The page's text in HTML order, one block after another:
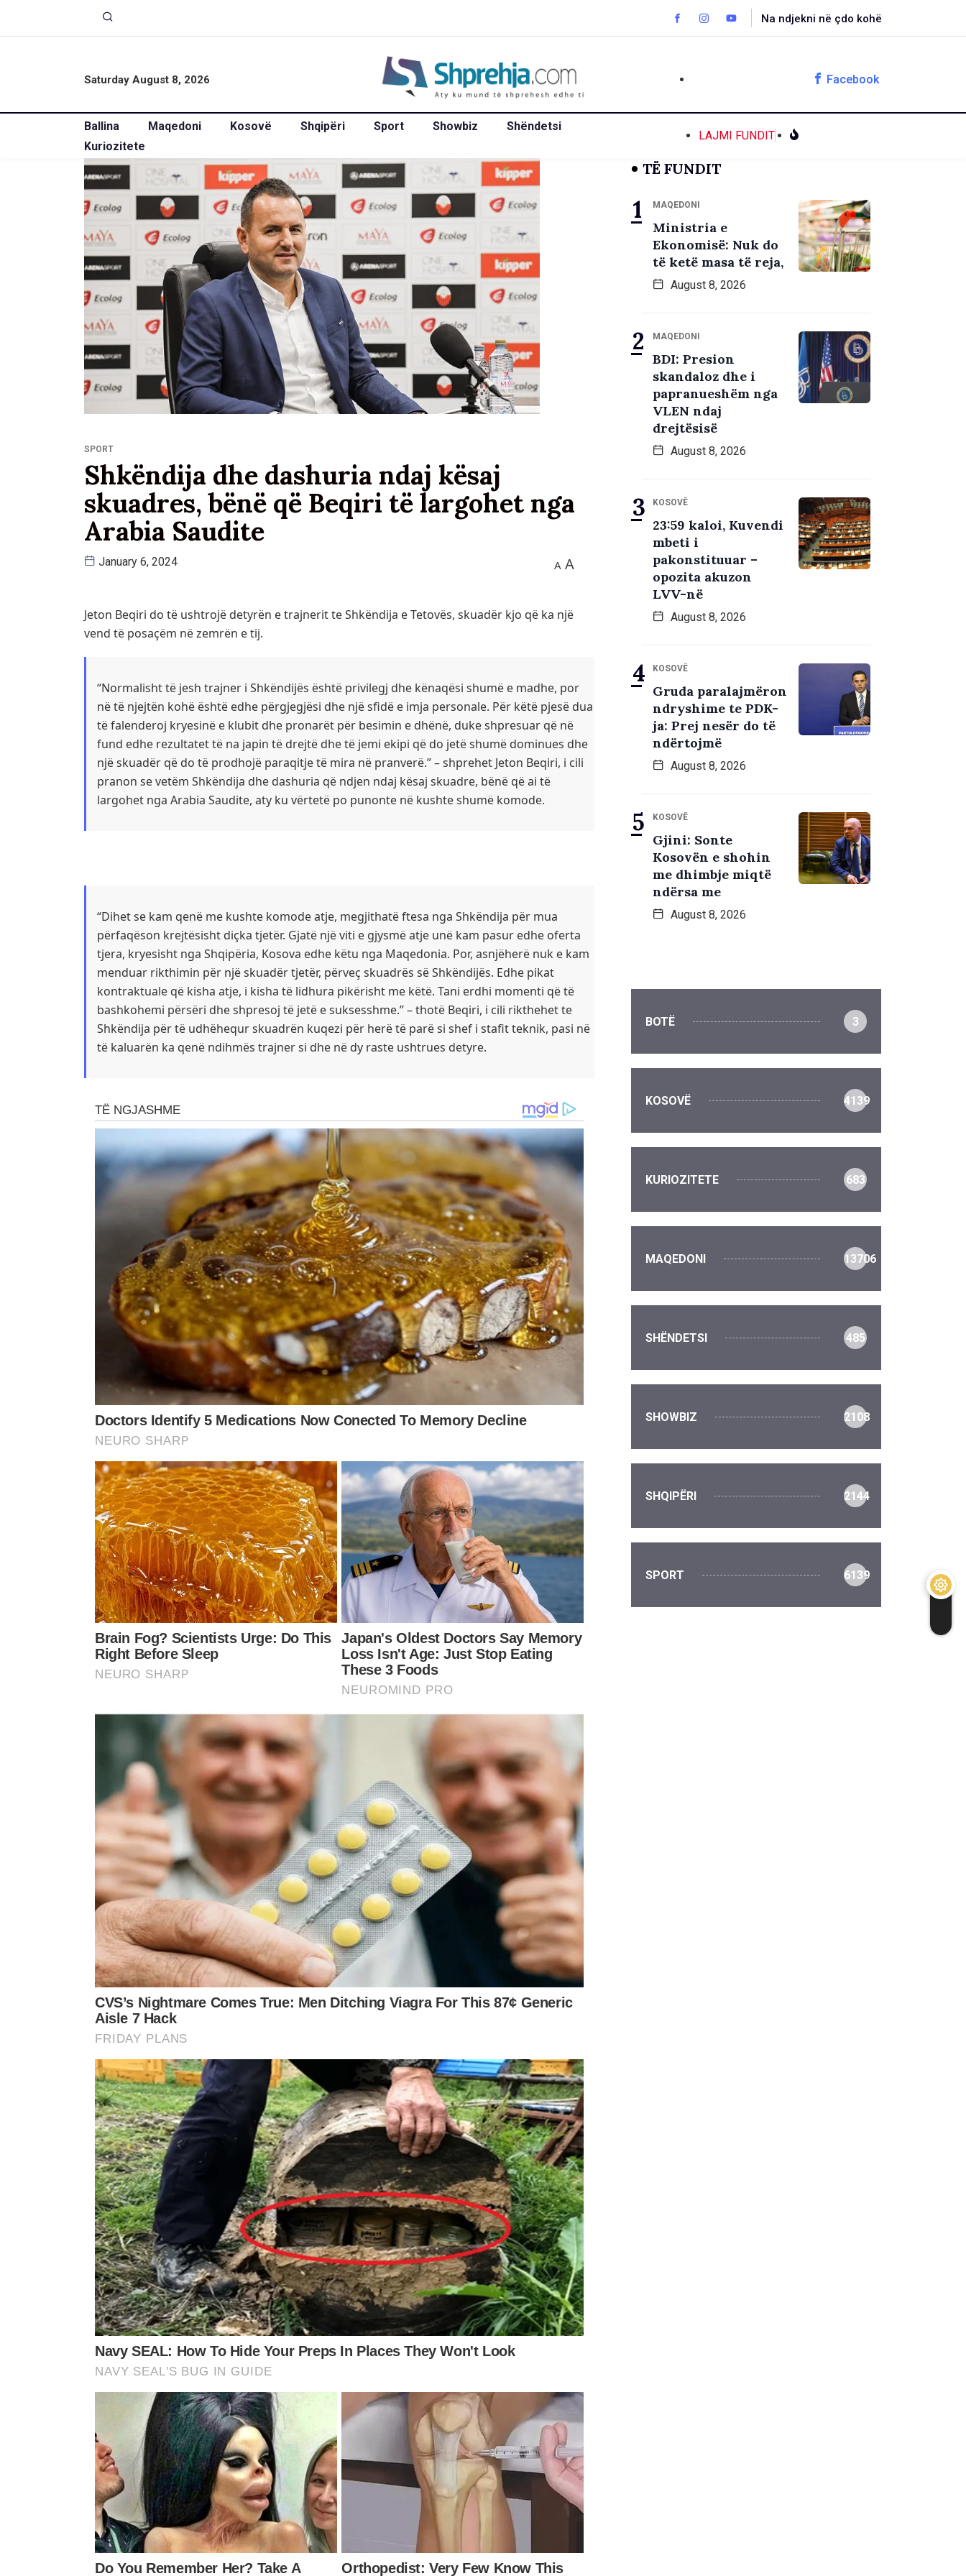
Na ndjekni në çdo kohë
Saturday August 8, 2026 Facebook
Ballina Maqedoni Kosovë Shqipëri Sport Showbiz
Shëndetsi
Kuriozitete
LAJMI FUNDIT
SPORT
Shkëndija dhe dashuria ndaj kësaj
skuadres, bënë që Beqiri të largohet nga
Arabia Saudite
January 6, 2024 A A
Jeton Beqiri do të ushtrojë detyrën e trajnerit te Shkëndija e Tetovës, skuadër kjo që ka një
vend të posaçëm në zemrën e tij.
“Normalisht të jesh trajner i Shkëndijës është privilegj dhe kënaqësi shumë e madhe, por
në të njejtën kohë është edhe përgjegjësi dhe një sfidë e imja personale. Për këtë pjesë dua
të falenderoj kryesinë e klubit dhe pronarët për besimin e dhënë, duke shpresuar që në
fund edhe rezultatet të na japin të drejtë dhe të jemi ekipi që do jetë shumë dominues dhe
një skuadër që do të prodhojë paraqitje të mira në pranverë.” – shprehet Jeton Beqiri, i cili
pranon se vetëm Shkëndija dhe dashuria që ndjen ndaj kësaj skuadre, bënë që ai të
largohet nga Arabia Saudite, aty ku vërtetë po punonte në kushte shumë komode.
“Dihet se kam qenë me kushte komode atje, megjithatë ftesa nga Shkëndija për mua
përfaqëson krejtësisht diçka tjetër. Gjatë një viti e gjysmë atje unë kam pasur edhe oferta
tjera, kryesisht nga Shqipëria, Kosova edhe këtu nga Maqedonia. Por, asnjëherë nuk e kam
menduar rikthimin për një skuadër tjetër, përveç skuadrës së Shkëndijës. Edhe pikat
kontraktuale që kisha atje, i kisha të lidhura pikërisht me këtë. Tani erdhi momenti që të
bashkohemi përsëri dhe shpresoj të jetë e suksesshme.” – thotë Beqiri, i cili rikthehet te
Shkëndija për të udhëhequr skuadrën kuqezi për herë të parë si shef i stafit teknik, pasi në
të kaluarën ka qenë ndihmës trajner si dhe në dy raste ushtrues detyre.
TË FUNDIT
MAQEDONI
Ministria e
Ekonomisë: Nuk do
të ketë masa të reja,
August 8, 2026
MAQEDONI
BDI: Presion
skandaloz dhe i
papranueshëm nga
VLEN ndaj
drejtësisë
August 8, 2026
KOSOVË
23:59 kaloi, Kuvendi
mbeti i
pakonstituuar –
opozita akuzon
LVV-në
August 8, 2026
KOSOVË
Gruda paralajmëron
ndryshime te PDK-
ja: Prej nesër do të
ndërtojmë
August 8, 2026
KOSOVË
Gjini: Sonte
Kosovën e shohin
me dhimbje miqtë
ndërsa me
August 8, 2026
BOTË 3
KOSOVË 4139
KURIOZITETE 683
MAQEDONI 13706
SHËNDETSI 485
SHOWBIZ 2108
SHQIPËRI 2144
SPORT 6139